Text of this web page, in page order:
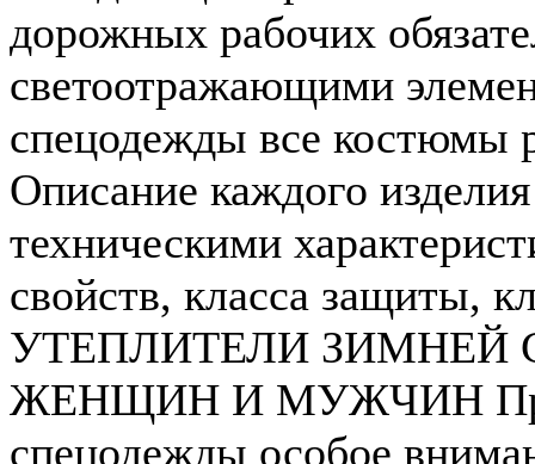
дорожных рабочих
светоотражающими
спецодежды все костюмы
Описание каждого
техническими
свойств, класса защиты,
УТЕПЛИТЕЛИ
ЖЕНЩИН И МУЖЧИН При
спецодежды особое